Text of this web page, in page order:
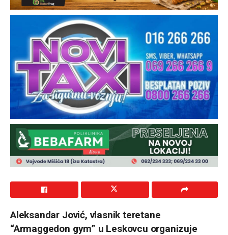
Aleksandar Jović, vlasnik teretane
“Armaggedon gym” u Leskovcu organizuje